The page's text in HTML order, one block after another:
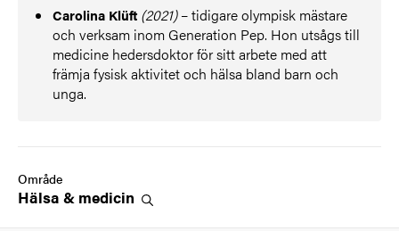
Carolina Klüft (2021)– tidigare olympisk mästare
och verksam inom Generation Pep. Hon utsågs till
medicine hedersdoktor för sitt arbete med att
främja fysisk aktivitet och hälsa bland barn och
unga.
Område
Hälsa & medicin